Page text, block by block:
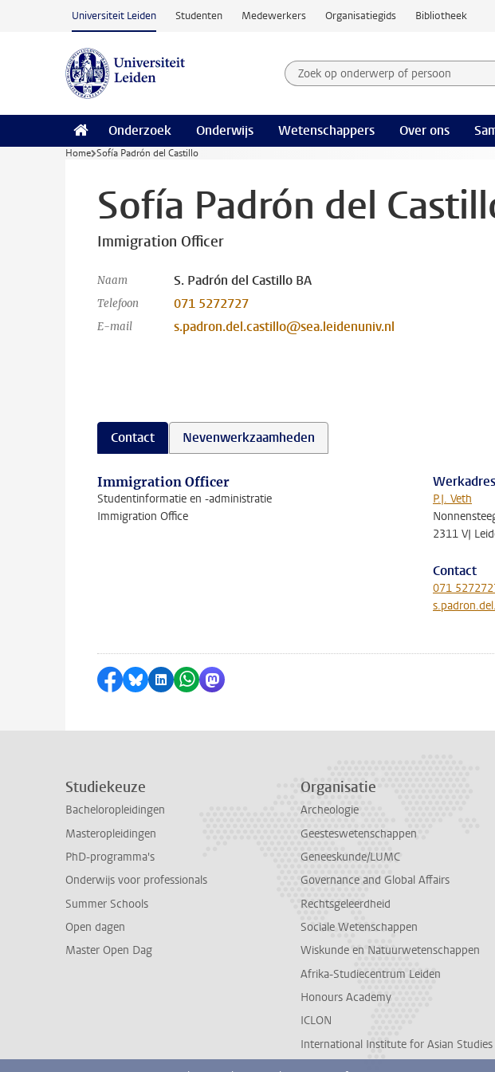
Ga naar hoofdinhoud
Universiteit Leiden Studenten Medewerkers Organisatiegids Bibliotheek
Zoek op onderwerp of
Zoekterm
Onderzoek Onderwijs Wetenschappers Over ons
Home Sofía Padrón del Castillo
Sofía Padrón del
Immigration Officer
Naam S. Padrón del Castillo BA
Telefoon 071 5272727
E-mail s.padron.del.castillo@sea.leidenuniv.nl
Contact Nevenwerkzaamheden
Immigration Officer
Studentinformatie en -administratie
Immigration Office
Werkadres
P.J. Veth
2311 VJ
Contact
071
Delen op Facebook
Delen via Bluesky
Delen op LinkedIn
Delen via WhatsApp
Delen via Mastodon
Studiekeuze
Bacheloropleidingen
Masteropleidingen
PhD-programma's
Onderwijs voor professionals
Summer Schools
Open dagen
Master Open Dag
Organisatie
Archeologie
Geesteswetenschappen
Geneeskunde/LUMC
Governance and Global Affairs
Rechtsgeleerdheid
Sociale Wetenschappen
Wiskunde en Natuurwetenschappen
Afrika-Studiecentrum Leiden
Honours Academy
ICLON
International Institute for Asian Studies